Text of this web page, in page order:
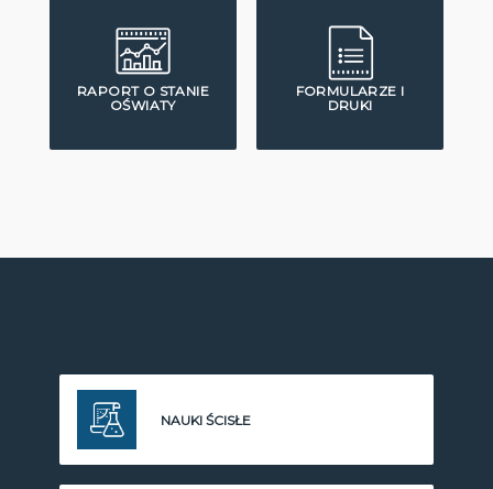
RAPORT O STANIE
OŚWIATY
FORMULARZE I
DRUKI
NAUKI ŚCISŁE